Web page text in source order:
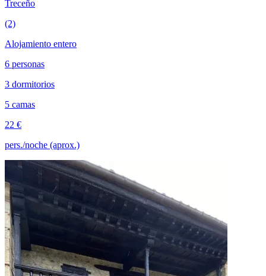
Treceño
(2)
Alojamiento entero
6 personas
3 dormitorios
5 camas
22 €
pers./noche (aprox.)